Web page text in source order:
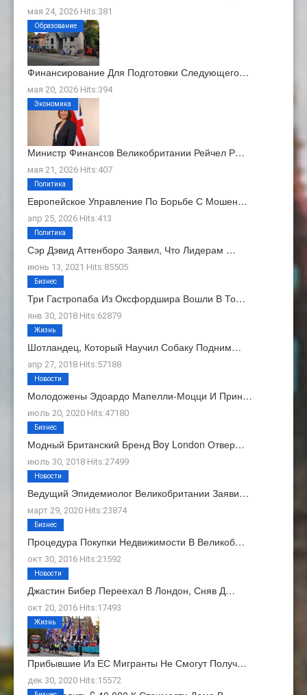
мая 24, 2026 Hits:381
Финансирование Для Подготовки Следующего…
мая 20, 2026 Hits:394
Образование
Министр Финансов Великобритании Рейчел Р…
мая 21, 2026 Hits:407
Экономика
Европейское Управление По Борьбе С Мошен…
апр 25, 2026 Hits:413
Политика
Сэр Дэвид Аттенборо Заявил, Что Лидерам …
июнь 13, 2021 Hits:85505
Политика
Три Гастропаба Из Оксфордшира Вошли В То…
янв 30, 2018 Hits:62879
Бизнес
Шотландец, Который Научил Собаку Подним…
апр 27, 2018 Hits:57188
Жизнь
Молодожены Эдоардо Мапелли-Моцци И Прин…
июль 20, 2020 Hits:47180
Новости
Модный Британский Бренд Boy London Отвер…
июль 30, 2018 Hits:27499
Бизнес
Ведущий Эпидемиолог Великобритании Заяви…
март 29, 2020 Hits:23874
Новости
Процедура Покупки Недвижимости В Великоб…
окт 30, 2016 Hits:21592
Бизнес
Джастин Бибер Переехал В Лондон, Сняв Д…
окт 20, 2016 Hits:17493
Новости
Прибывшие Из ЕС Мигранты Не Смогут Получ…
дек 30, 2020 Hits:15572
Жизнь